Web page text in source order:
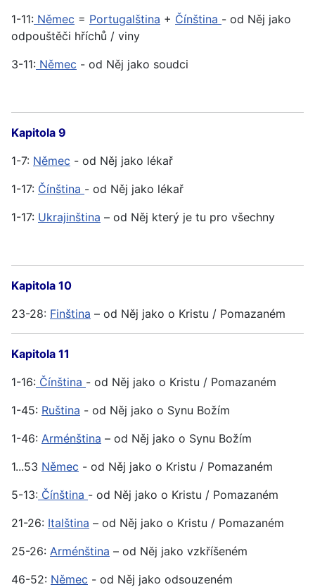
1-11: Němec = Portugalština + Čínština - od Něj jako
odpouštěči hříchů / viny
3-11: Němec - od Něj jako soudci
Kapitola 9
1-7: Němec - od Něj jako lékař
1-17: Čínština - od Něj jako lékař
1-17: Ukrajinština – od Něj který je tu pro všechny
Kapitola 10
23-28: Finština – od Něj jako o Kristu / Pomazaném
Kapitola 11
1-16: Čínština - od Něj jako o Kristu / Pomazaném
1-45: Ruština - od Něj jako o Synu Božím
1-46: Arménština – od Něj jako o Synu Božím
1...53 Němec - od Něj jako o Kristu / Pomazaném
5-13: Čínština - od Něj jako o Kristu / Pomazaném
21-26: Italština – od Něj jako o Kristu / Pomazaném
25-26: Arménština – od Něj jako vzkříšeném
46-52: Němec - od Něj jako odsouzeném